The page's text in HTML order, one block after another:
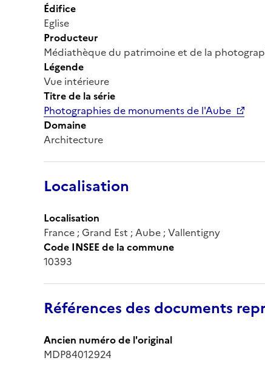
Édifice
Eglise
Producteur
Médiathèque du patrimoine et de la
Légende
Vue intérieure
Titre de la série
Photographies de monuments de l'Aube
Domaine
Architecture
Localisation
Localisation
France ; Grand Est ; Aube ; Vallentigny
Code INSEE de la commune
10393
Références des documents
Ancien numéro de l'original
MDP84012924